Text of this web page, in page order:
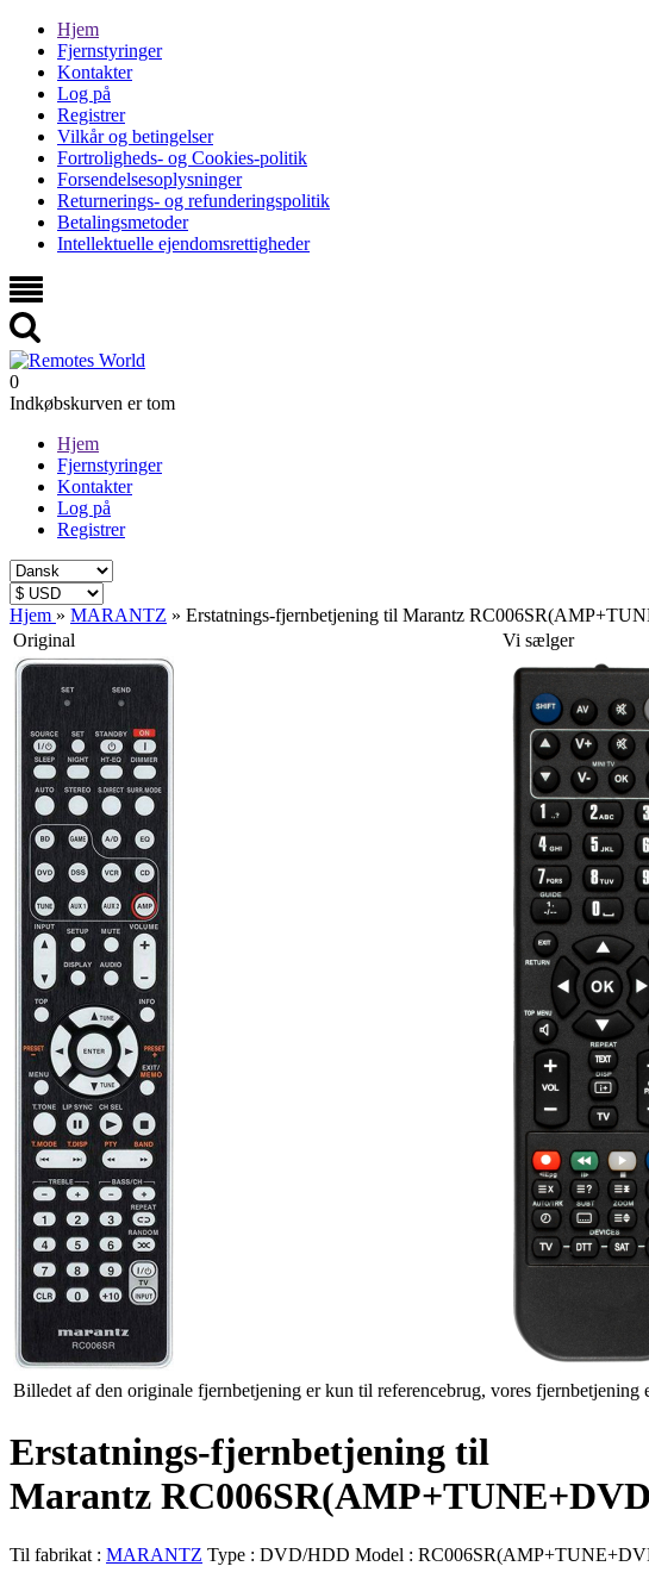
Hjem
Fjernstyringer
Kontakter
Log på
Registrer
Vilkår og betingelser
Fortroligheds- og Cookies-politik
Forsendelsesoplysninger
Returnerings- og refunderingspolitik
Betalingsmetoder
Intellektuelle ejendomsrettigheder
0
Indkøbskurven er tom
Hjem
Fjernstyringer
Kontakter
Log på
Registrer
Hjem » MARANTZ » Erstatnings-fjernbetjening til Marantz
Original
Vi sælger
Billedet af den originale fjernbetjening er kun til referencebrug, vores fjernbetjening
Erstatnings-fjernbetjening til
Marantz
Til fabrikat : MARANTZ Type : DVD/HDD Model :